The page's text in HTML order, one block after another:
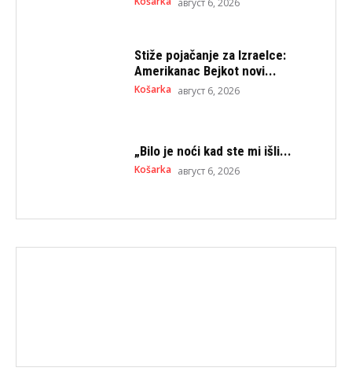
август 6, 2026
Stiže pojačanje za Izraelce:
Amerikanac Bejkot novi...
Košarka август 6, 2026
„Bilo je noći kad ste mi išli...
Košarka август 6, 2026